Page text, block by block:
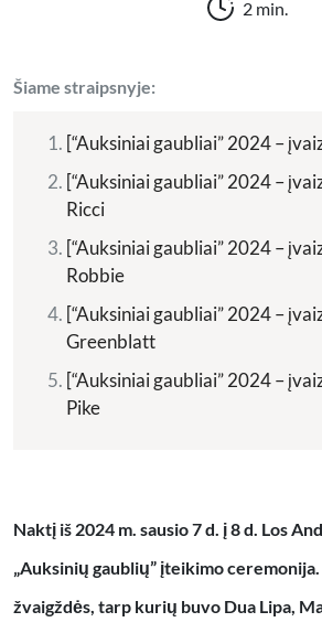
2 min.
Šiame straipsnyje:
[“Auksiniai gaubliai” 2024 –
[“Auksiniai gaubliai” 2024 –
Ricci
[“Auksiniai gaubliai” 2024 –
Robbie
[“Auksiniai gaubliai” 2024 –
Greenblatt
[“Auksiniai gaubliai” 2024 –
Pike
Naktį iš 2024 m. sausio 7 d. į 8 d. Los
„Auksinių gaublių” įteikimo
žvaigždės, tarp kurių buvo Dua Lipa,